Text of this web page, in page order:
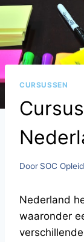
CURSUSSEN
Door SOC
Nederland
waaronder